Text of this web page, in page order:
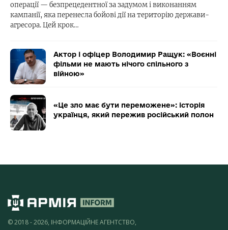
операції — безпрецедентної за задумом і виконанням
кампанії, яка перенесла бойові дії на територію держави-
агресора. Цей крок…
Актор і офіцер Володимир Ращук: «Воєнні
фільми не мають нічого спільного з
війною»
«Це зло має бути переможене»: історія
українця, який пережив російський полон
© 2018 - 2026, ІНФОРМАЦІЙНЕ АГЕНТСТВО,